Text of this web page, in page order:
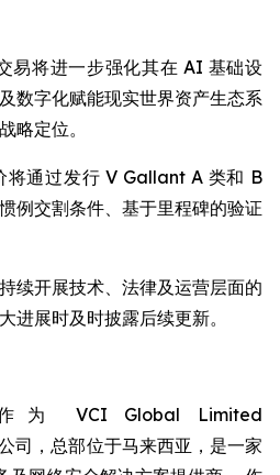
易将进一步强化其在 AI 基础设
数字化赋能现实世界资产生态系
略定位。
将通过发行 V Gallant A 类和 B
例交割条件、基于里程碑的验证
续开展技术、法律及运营层面的
进展时及时披露后续更新。
为 VCI Global Limited
司，总部位于马来西亚，是一家